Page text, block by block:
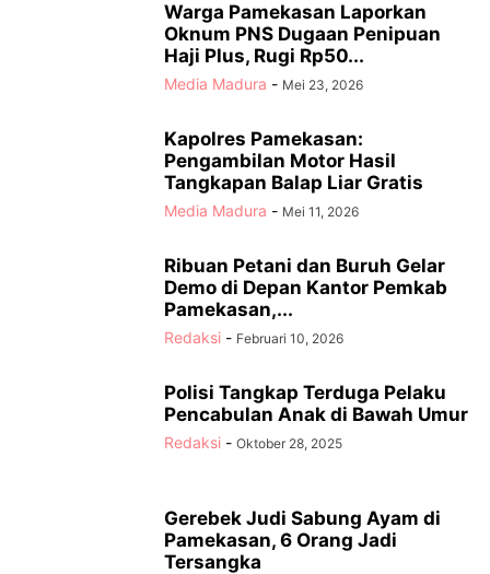
Warga Pamekasan Laporkan
Oknum PNS Dugaan Penipuan
Haji Plus, Rugi Rp50...
Media Madura - Mei 23, 2026
Kapolres Pamekasan:
Pengambilan Motor Hasil
Tangkapan Balap Liar Gratis
Media Madura - Mei 11, 2026
Ribuan Petani dan Buruh Gelar
Demo di Depan Kantor Pemkab
Pamekasan,...
Redaksi - Februari 10, 2026
Polisi Tangkap Terduga Pelaku
Pencabulan Anak di Bawah Umur
Redaksi - Oktober 28, 2025
Gerebek Judi Sabung Ayam di
Pamekasan, 6 Orang Jadi
Tersangka